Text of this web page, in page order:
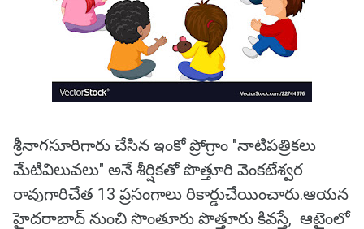
శ్రీనాగసూరిగారు చేసిన ఇంకో ప్రోగ్రాం "నాటిపత్రికలు
మేటివిలువలు" అనే శీర్షికతో పొత్తూరి వెంకటేశ్వర
రావుగారిచేత 13 ప్రసంగాలు రికార్డుచేయించారు.ఆయన
హైదరాబాద్ నుంచి సొంతూరు పొత్తూరు కివస్తే, ఆటైంలో